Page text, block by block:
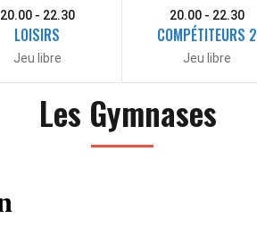
20.00 - 22.30
LOISIRS
Jeu libre
20.00 - 22.30
COMPÉTITEURS 2
Jeu libre
Les Gymnases